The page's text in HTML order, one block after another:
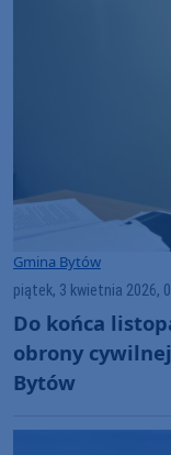
Gmina Bytów
piątek, 3 kwietnia 2026,
Do końca
obrony
Bytów